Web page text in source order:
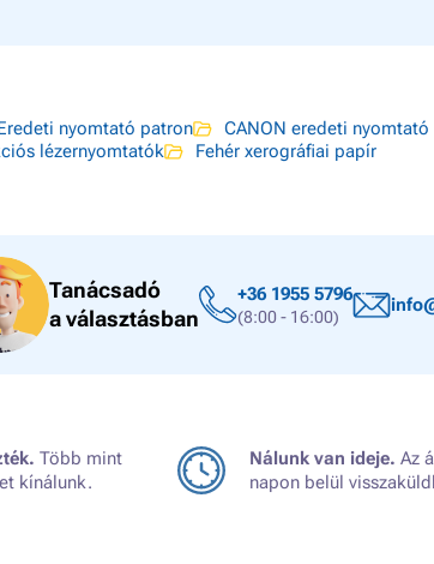
nyomtató patron
CANON eredeti
lézernyomtatók Fehér xerográfiai papír
Tanácsadó
a választásban
+36 1955 5796
(8:00 - 16:00)
Több mint
kínálunk.
Nálunk van ideje. Az
napon belül